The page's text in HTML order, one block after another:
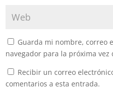
Guarda mi nombre, correo
navegador para la próxima vez
Recibir un correo
comentarios a esta entrada.